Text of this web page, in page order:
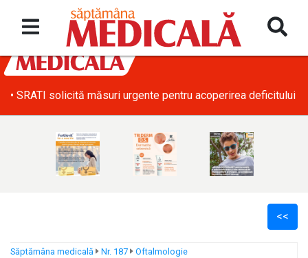
• SRATI solicită măsuri urgente pentru acoperirea deficitului
<<
Săptămâna medicală Nr. 187 Oftalmologie